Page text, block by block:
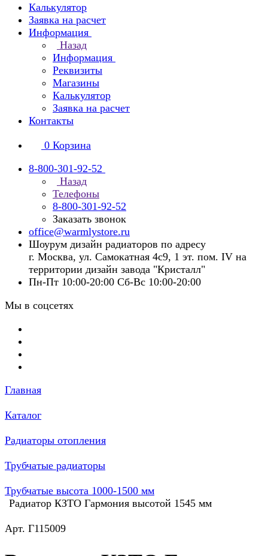
Калькулятор
Заявка на расчет
Информация
Назад
Информация
Реквизиты
Магазины
Калькулятор
Заявка на расчет
Контакты
0 Корзина
8-800-301-92-52
Назад
Телефоны
8-800-301-92-52
Заказать звонок
office@warmlystore.ru
Шоурум дизайн радиаторов по адресу
г. Москва, ул. Самокатная 4с9, 1 эт. пом. IV на
территории дизайн завода "Кристалл"
Пн-Пт 10:00-20:00 Сб-Вс 10:00-20:00
Мы в соцсетях
Главная
Каталог
Радиаторы отопления
Трубчатые радиаторы
Трубчатые высота 1000-1500 мм
Радиатор КЗТО Гармония высотой 1545 мм
Арт. Г115009